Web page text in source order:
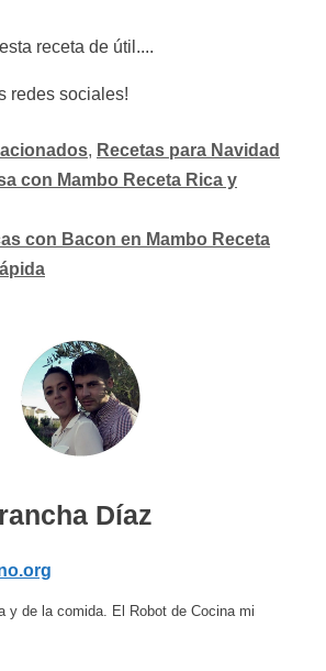
receta de útil....
redes sociales!
, Recetas para Navidad
con Mambo Receta Rica y
con Bacon en Mambo Receta
Díaz
y de la comida. El Robot de Cocina mi